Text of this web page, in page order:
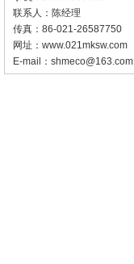
联系人：陈经理
传真：86-021-26587750
网址： www.021mksw.com
E-mail： shmeco@163.com